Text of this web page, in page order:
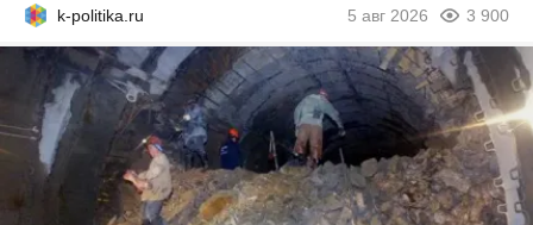
k-politika.ru 5 авг 2026 3 900